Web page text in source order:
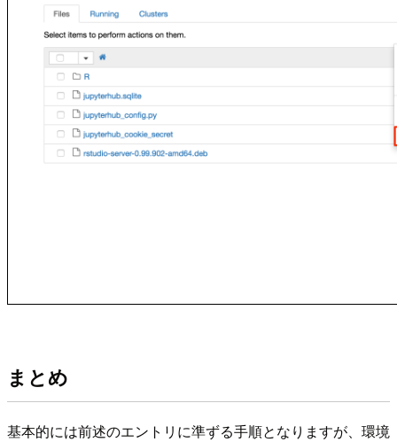
まとめ
基本的には前述のエントリに準ずる手順となりますが、環境